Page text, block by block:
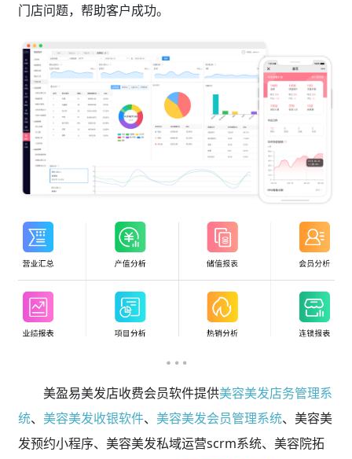
门店问题，帮助客户成功。
美盈易美发店收费会员软件提供美容美发店务管理系
统、 美容美发收银软件、 美容美发会员管理系统、美容美
发预约小程序、美容美发私域运营scrm系统、美容院拓